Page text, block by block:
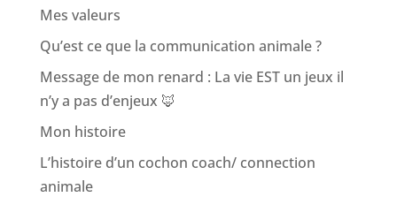
Mes valeurs
Qu’est ce que la communication animale ?
Message de mon renard : La vie EST un jeux il
n’y a pas d’enjeux 🦊
Mon histoire
L’histoire d’un cochon coach/ connection
animale